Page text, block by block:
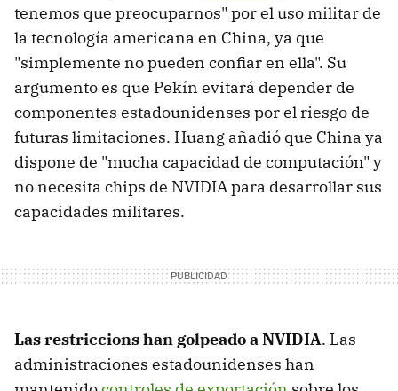
tenemos que preocuparnos" por el uso militar de
la tecnología americana en China, ya que
"simplemente no pueden confiar en ella". Su
argumento es que Pekín evitará depender de
componentes estadounidenses por el riesgo de
futuras limitaciones. Huang añadió que China ya
dispone de "mucha capacidad de computación" y
no necesita chips de NVIDIA para desarrollar sus
capacidades militares.
Las restriccions han golpeado a NVIDIA. Las
administraciones estadounidenses han